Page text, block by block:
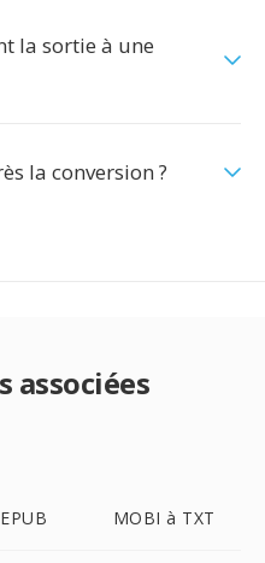
la sortie à une
la conversion ?
associées
MOBI à TXT